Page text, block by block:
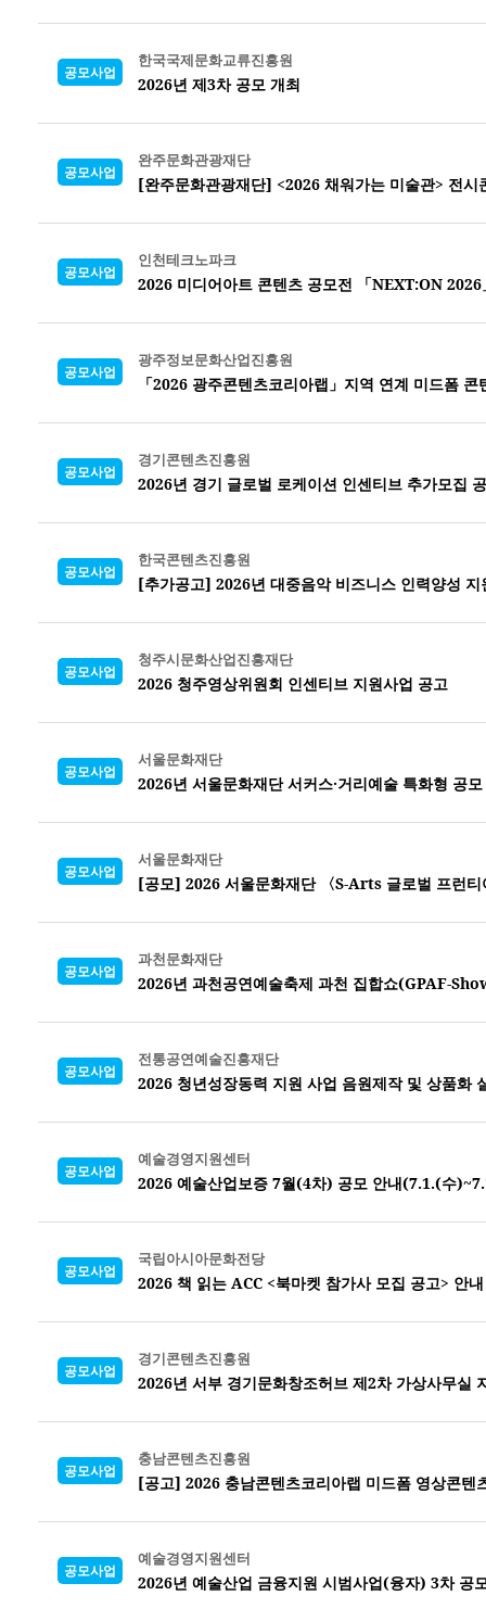
공모사업
한국국제문화교류진흥원
2026년 제3차 공모 개최
공모사업
완주문화관광재단
[완주문화관광재단] <2026 채워가는 미술관> 전시
공모사업
인천테크노파크
2026 미디어아트 콘텐츠 공모전 「NEXT:ON 2026
공모사업
광주정보문화산업진흥원
「2026 광주콘텐츠코리아랩」지역 연계 미드폼
공모사업
경기콘텐츠진흥원
2026년 경기 글로벌 로케이션 인센티브 추가모집
공모사업
한국콘텐츠진흥원
[추가공고] 2026년 대중음악 비즈니스 인력양성 지
공모사업
청주시문화산업진흥재단
2026 청주영상위원회 인센티브 지원사업 공고
공모사업
서울문화재단
2026년 서울문화재단 서커스·거리예술 특화형 공모
공모사업
서울문화재단
[공모] 2026 서울문화재단 〈S-Arts 글로벌 프런
공모사업
과천문화재단
2026년 과천공연예술축제 과천 집합쇼(GPAF-
공모사업
전통공연예술진흥재단
2026 청년성장동력 지원 사업 음원제작 및 상품화
공모사업
예술경영지원센터
2026 예술산업보증 7월(4차) 공모 안내(7.1.(수
공모사업
국립아시아문화전당
2026 책 읽는 ACC <북마켓 참가사 모집 공고> 안내
공모사업
경기콘텐츠진흥원
2026년 서부 경기문화창조허브 제2차 가상사무실
공모사업
충남콘텐츠진흥원
[공고] 2026 충남콘텐츠코리아랩 미드폼 영상콘텐
공모사업
예술경영지원센터
2026년 예술산업 금융지원 시범사업(융자) 3차 공